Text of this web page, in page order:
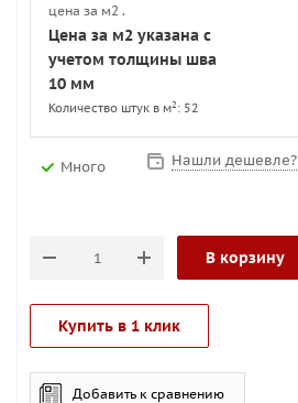
цена за м2 .
Цена за м2 указана с
учетом толщины шва
10 мм
Количество штук в м2 : 52
Много Нашли дешевле?
В корзину
Купить в 1 клик
Добавить к сравнению